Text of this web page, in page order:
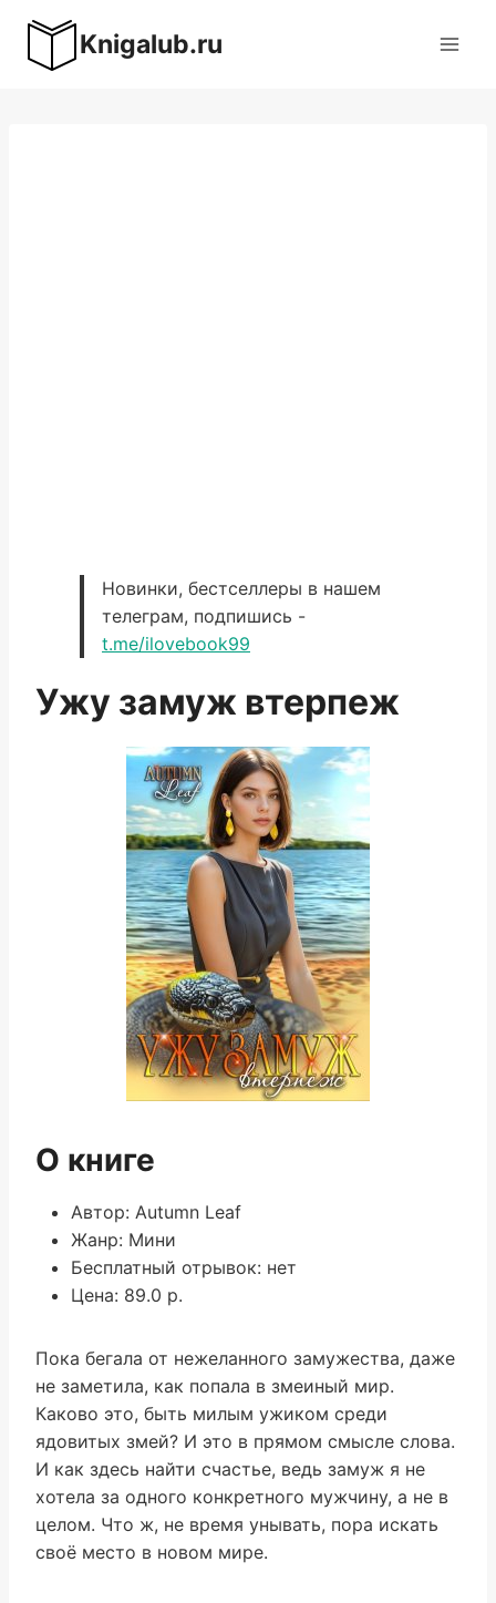
содержимому
Knigalub.ru
Новинки, бестселлеры в нашем
телеграм, подпишись -
t.me/ilovebook99
Ужу замуж втерпеж
О книге
Автор: Autumn Leaf
Жанр: Мини
Бесплатный отрывок: нет
Цена: 89.0 р.
Пока бегала от нежеланного замужества, даже
не заметила, как попала в змеиный мир.
Каково это, быть милым ужиком среди
ядовитых змей? И это в прямом смысле слова.
И как здесь найти счастье, ведь замуж я не
хотела за одного конкретного мужчину, а не в
целом. Что ж, не время унывать, пора искать
своё место в новом мире.